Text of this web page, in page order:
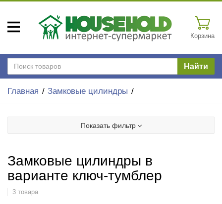
Корзина
Найти
Главная Замковые цилиндры
Показать фильтр
Замковые цилиндры в
варианте ключ-тумблер
3 товара